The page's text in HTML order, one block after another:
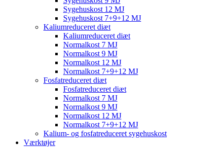
Sygehuskost 12 MJ
Sygehuskost 7+9+12 MJ
Kaliumreduceret diæt
Kaliumreduceret diæt
Normalkost 7 MJ
Normalkost 9 MJ
Normalkost 12 MJ
Normalkost 7+9+12 MJ
Fosfatreduceret diæt
Fosfatreduceret diæt
Normalkost 7 MJ
Normalkost 9 MJ
Normalkost 12 MJ
Normalkost 7+9+12 MJ
Kalium- og fosfatreduceret sygehuskost
Værktøjer